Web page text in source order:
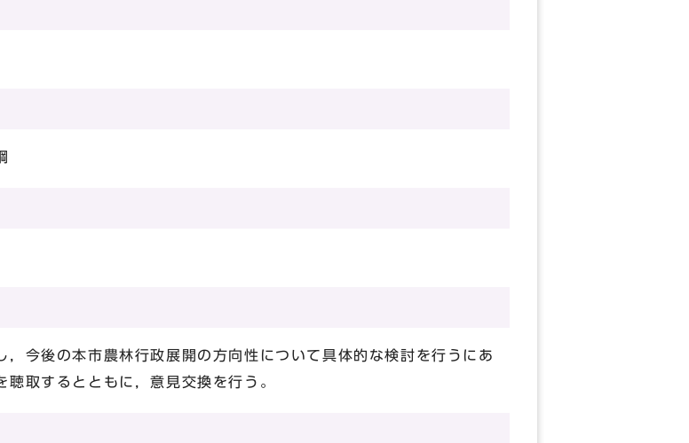
今後の本市農林行政展開の方向性について具体的な検討を行うにあ
取するとともに，意見交換を行う。